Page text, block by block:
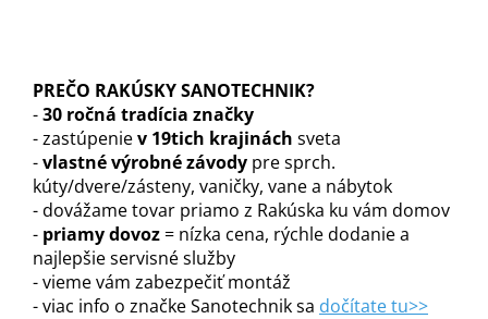
PREČO RAKÚSKY SANOTECHNIK?
-30 ročná tradícia značky
- zastúpeniev 19tich krajinách sveta
-vlastné výrobné závody pre sprch.
kúty/dvere/zásteny, vaničky, vane a nábytok
- dovážame tovar priamo z Rakúska ku vám domov
- priamy dovoz= nízka cena, rýchle dodanie a
najlepšie servisné služby
- vieme vám zabezpečiť montáž
- viac info o značke Sanotechnik sa dočítate tu>>